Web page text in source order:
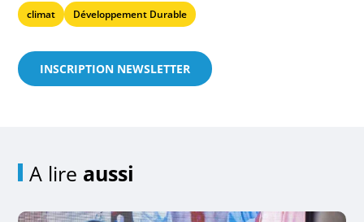
climat Développement Durable
INSCRIPTION NEWSLETTER
A lire aussi